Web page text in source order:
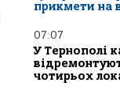
прикмети на
07:07
У Тернополі
чотирьох